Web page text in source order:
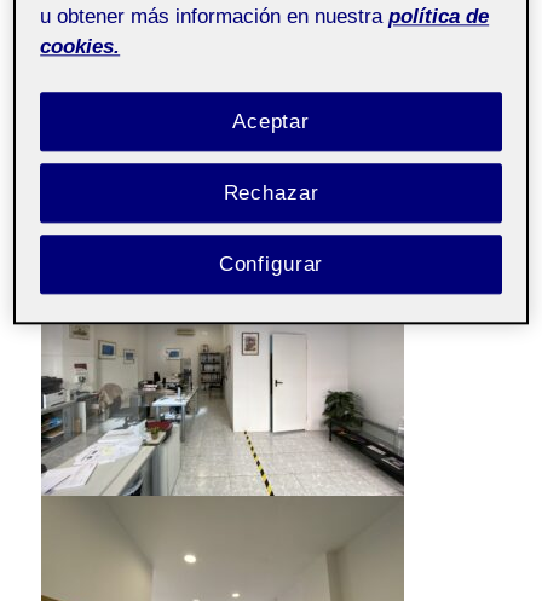
u obtener más información en nuestra política de
cookies.
Rechazar
Aceptar
Configurar